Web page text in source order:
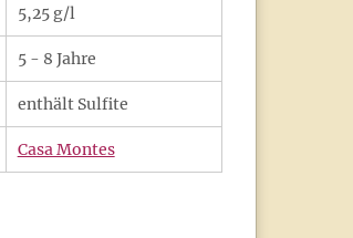
5,25 g/l
5 - 8 Jahre
enthält Sulfite
Casa Montes